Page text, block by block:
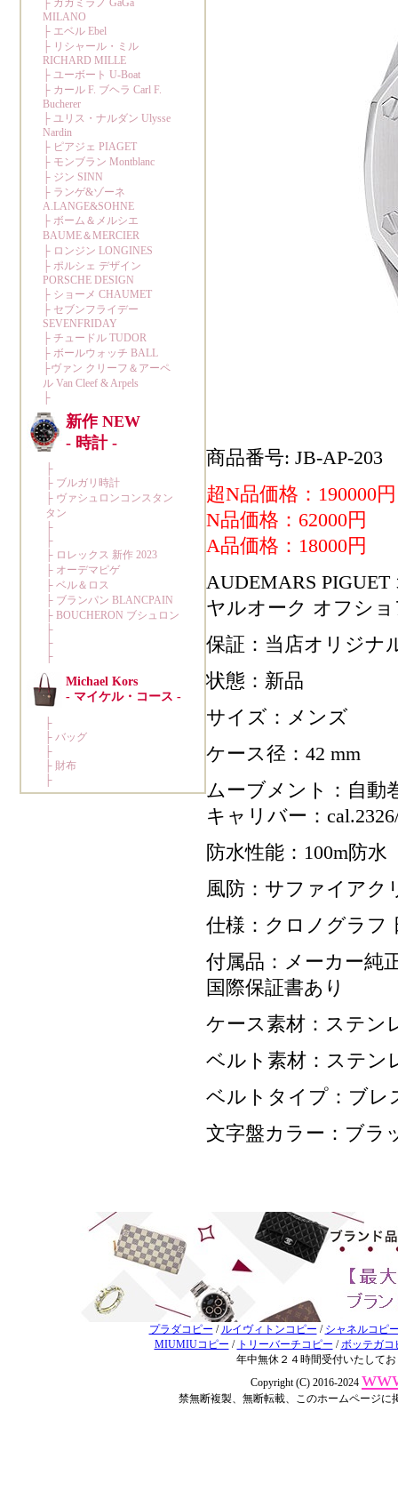
商品番号: JB-AP-203
超N品価格：190000円
N品価格：62000円
A品価格：18000円
AUDEMARS PIGUET
ヤルオーク オフショ
保証：当店オリジナ
状態：新品
サイズ：メンズ
ケース径：42 mm
ムーブメント：自動
キャリバー：
防水性能：100m防水
風防：サファイアク
仕様：クロノグラフ
付属品：メーカー純
国際保証書あり
ケース素材：ステン
ベルト素材：ステン
ベルトタイプ：ブレ
文字盤カラー：ブラ
プラダコピー / ルイヴィトンコピー / シャネルコピ
MIUMIUコピー / トリーバーチコピー /ボッテガコ
年中無休２４時間受付いたして
Copyright (C) 2016-2024
禁無断複製、無断転載、このホームページ